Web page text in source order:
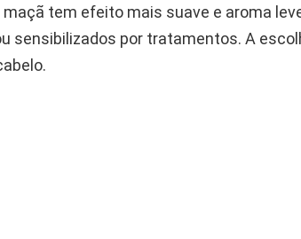
maçã tem efeito mais suave e aroma
sensibilizados por tratamentos. A